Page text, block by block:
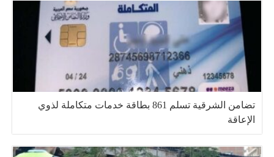
تضامن الشرقية تسلم 861 بطاقة خدمات متكاملة لذوي
الإعاقة